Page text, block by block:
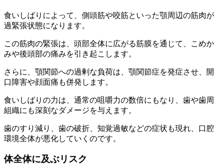
食いしばりによって、側頭筋や咬筋といった顎周辺の筋肉が
過緊張状態になります。
この筋肉の緊張は、頭部全体に広がる筋膜を通じて、こめか
みや後頭部の痛みを引き起こします。
さらに、顎関節への過剰な負荷は、顎関節症を発症させ、開
口障害や顔面痛も併発します。
食いしばりの力は、通常の咀嚼力の数倍にもなり、歯や歯周
組織にも深刻なダメージを与えます。
歯のすり減り、歯の破折、知覚過敏などの症状も現れ、口腔
環境全体が悪化していくのです。
体全体に及ぶリスク